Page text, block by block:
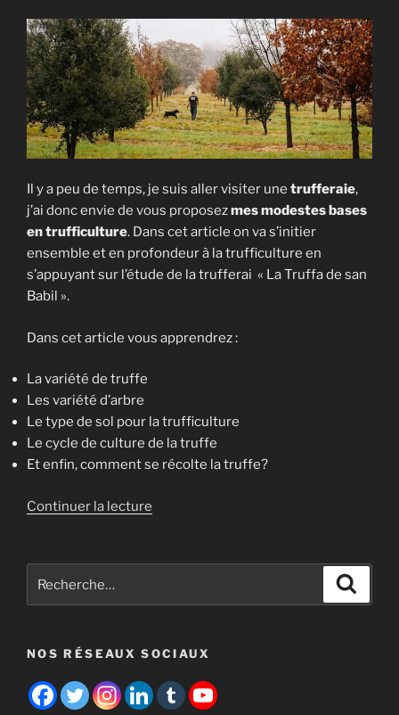
#8
–
Jean-
Marc
Olivier
–
Truffe
Trufficulture »
Il y a peu de temps, je suis aller visiter une trufferaie,
j’ai donc envie de vous proposezmes modestes bases
en trufficulture. Dans cet article on va s’initier
ensemble et en profondeur à la trufficulture en
s’appuyant sur l’étude de la trufferai « La Truffa de san
Babil ».
Dans cet article vous apprendrez :
La variété de truffe
Les variété d’arbre
Le type de sol pour la trufficulture
Le cycle de culture de la truffe
Et enfin, comment se récolte la truffe?
Continuer la lecture
de
NOS RÉSEAUX SOCIAUX